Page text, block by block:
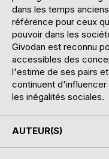
dans les temps
référence pour ceux
pouvoir dans les
Givodan est reconnu
accessibles des
l'estime de ses pairs
continuent
les inégalités sociales.
AUTEUR(S)